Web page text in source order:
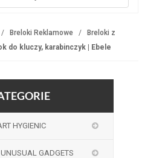
Breloki Reklamowe
Breloki z
do kluczy, karabinczyk | Ebele
HYGIENIC
UNUSUAL GADGETS